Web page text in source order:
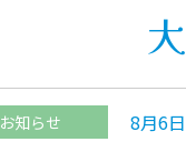
お知らせ 8月6